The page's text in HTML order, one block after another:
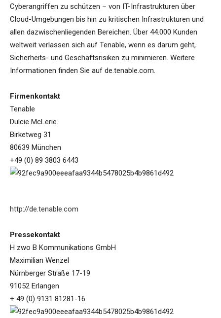
Cyberangriffen zu schützen – von IT-Infrastrukturen über
Cloud-Umgebungen bis hin zu kritischen Infrastrukturen und
allen dazwischenliegenden Bereichen. Über 44.000 Kunden
weltweit verlassen sich auf Tenable, wenn es darum geht,
Sicherheits- und Geschäftsrisiken zu minimieren. Weitere
Informationen finden Sie auf de.tenable.com.
Firmenkontakt
Tenable
Dulcie McLerie
Birketweg 31
80639 München
+49 (0) 89 3803 6443
http://de.tenable.com
Pressekontakt
H zwo B Kommunikations GmbH
Maximilian Wenzel
Nürnberger Straße 17-19
91052 Erlangen
+ 49 (0) 9131 81281-16